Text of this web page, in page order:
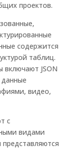
проектов.
содержится
таблиц.
включают JSON
видео,
с
видами